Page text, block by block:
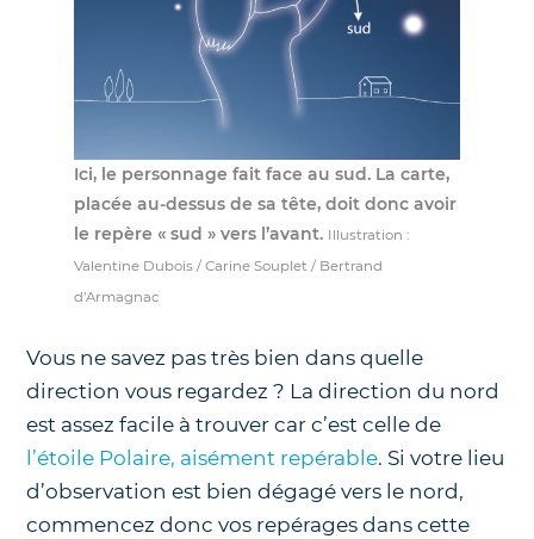
Ici, le personnage fait face au sud. La carte,
placée au-dessus de sa tête, doit donc avoir
le repère « sud » vers l’avant. Illustration :
Valentine Dubois / Carine Souplet / Bertrand
d’Armagnac
Vous ne savez pas très bien dans quelle
direction vous regardez ? La direction du nord
est assez facile à trouver car c’est celle de
l’étoile Polaire, aisément repérable. Si votre lieu
d’observation est bien dégagé vers le nord,
commencez donc vos repérages dans cette